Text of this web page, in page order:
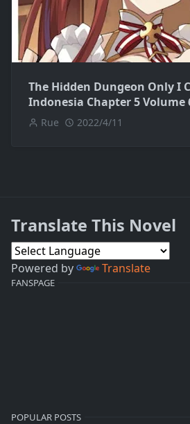
The Hidden Dungeon Only I
Indonesia Chapter 5 Volume
Rue 2022/4/11
Translate This Novel
Powered by Translate
FANSPAGE
POPULAR POSTS